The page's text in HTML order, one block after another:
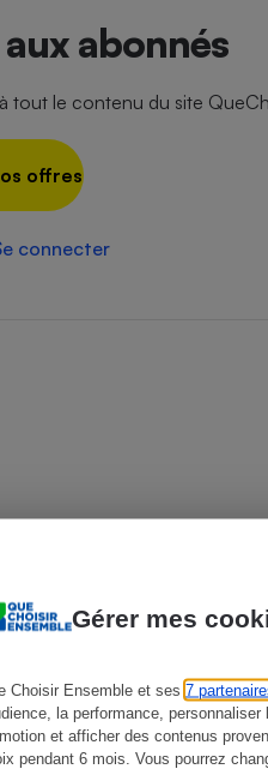
Gérer mes
Choisir Ensemble et ses 7
la performance,
et afficher des contenus
pendant 6 mois. Vous pourrez
abonnés
tout le contenu du site
offres
connecter
Aspirateur